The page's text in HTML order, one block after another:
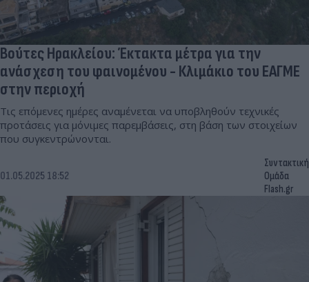
Βούτες Ηρακλείου: Έκτακτα μέτρα για την
ανάσχεση του φαινομένου - Κλιμάκιο του ΕΑΓΜΕ
στην περιοχή
Τις επόμενες ημέρες αναμένεται να υποβληθούν τεχνικές
προτάσεις για μόνιμες παρεμβάσεις, στη βάση των στοιχείων
που συγκεντρώνονται.
01.05.2025 18:52
Συντακτική
Ομάδα
Flash.gr